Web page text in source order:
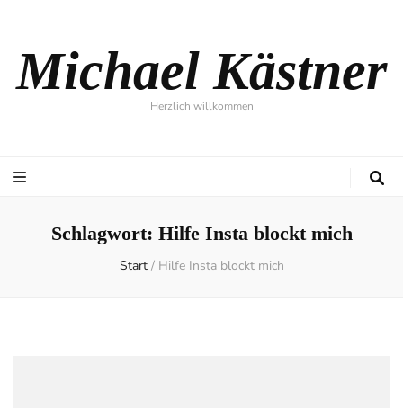
Michael Kästner
Herzlich willkommen
Schlagwort: Hilfe Insta blockt mich
Start / Hilfe Insta blockt mich